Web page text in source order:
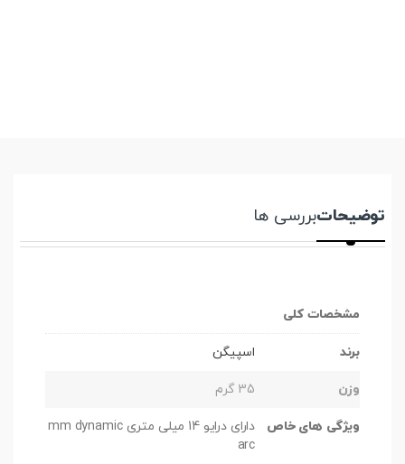
توضیحاتبررسی ها
مشخصات کلی
برند اسپیگن
وزن 35 گرم
ویژگی های خاص
دارای درایو 14 میلی متری mm dynamic
arc